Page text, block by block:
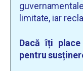
limitate, iar
Dacă îți
pentru